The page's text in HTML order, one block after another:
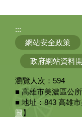
:::
網站安全政策
政府網站資料
瀏覽人次： 594
■ 高雄市美濃區公
■ 地址：843 高雄
圖】